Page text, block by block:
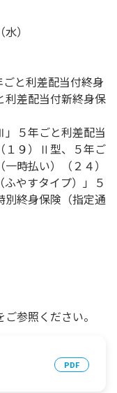
）
と利差配当付終身
利差配当付新終身保
５年ごと利差配当
１９）Ⅱ型、５年ご
時払い）（２４）
やすタイプ）」５
終身保険（指定通
参照ください。